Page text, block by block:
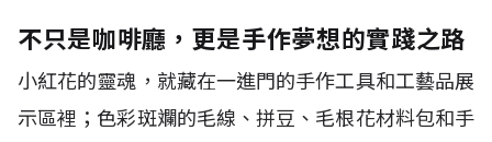
不只是咖啡廳，更是手作夢想的實踐之路
小紅花的靈魂，就藏在一進門的手作工具和工藝品展
示區裡；色彩斑斕的毛線、拼豆、毛根花材料包和手